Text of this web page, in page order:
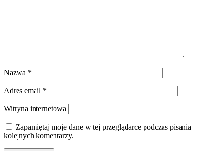
Nazwa *
Adres email *
Witryna internetowa
Zapamiętaj moje dane w tej przeglądarce podczas pisania
kolejnych komentarzy.